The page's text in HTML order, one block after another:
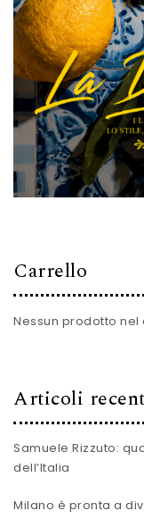
Carrello
Nessun prodotto nel
Articoli
Samuele Rizzuto:
dell’Italia
Milano è pronta a